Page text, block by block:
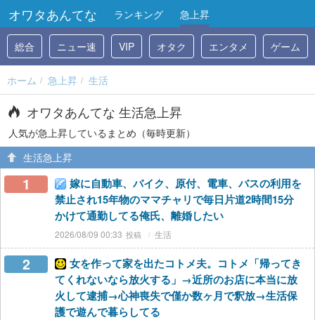
オワタあんてな ランキング 急上昇
総合 ニュー速 VIP オタク エンタメ ゲーム
ホーム 急上昇 生活
オワタあんてな 生活急上昇
人気が急上昇しているまとめ（毎時更新）
生活急上昇
1
嫁に自動車、バイク、原付、電車、バスの利用を
禁止され15年物のママチャリで毎日片道2時間15分
かけて通勤してる俺氏、離婚したい
2026/08/09 00:33 生活
2
女を作って家を出たコトメ夫。コトメ「帰ってき
てくれないなら放火する」→近所のお店に本当に放
火して逮捕→心神喪失で僅か数ヶ月で釈放→生活保
護で遊んで暮らしてる